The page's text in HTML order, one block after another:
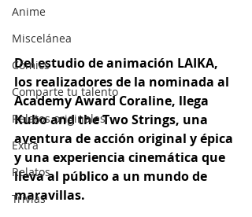
Anime
Miscelánea
Cómics
Comparte tu talento
Relatos originales
Extra
Relatos
Trivias
Del estudio de animación LAIKA,
los realizadores de la nominada al
Academy Award Coraline, llega
Kubo and the Two Strings, una
aventura de acción original y épica
y una experiencia cinemática que
lleva al público a un mundo de
maravillas.